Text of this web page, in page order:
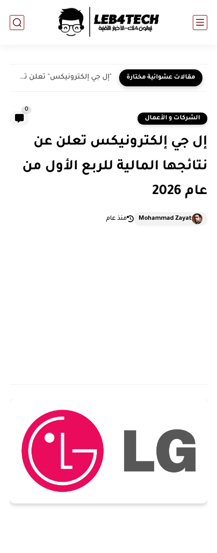
مقالات عشوائية مختارة "إل جي إلكترونيكس" تعلن تسريع وتيرة نموها في المنطقة...
الشركات و الأعمال
0
إل جي إلكترونيكس تعلن عن
نتائجها المالية للربع الأول من
عام 2026
Mohammad Zayat منذ عام